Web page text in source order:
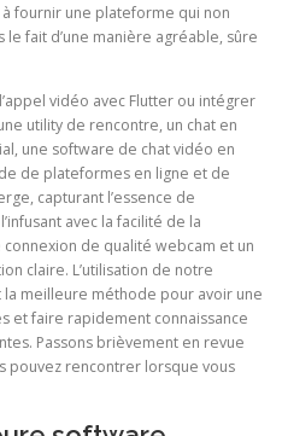
fournir une plateforme qui non
fait d’une manière agréable, sûre
vidéo avec Flutter ou intégrer
utility de rencontre, un chat en
une software de chat vidéo en
de plateformes en ligne et de
capturant l’essence de
avec la facilité de la
de qualité webcam et un
claire. L’utilisation de notre
meilleure méthode pour avoir une
et faire rapidement connaissance
Passons brièvement en revue
pouvez rencontrer lorsque vous